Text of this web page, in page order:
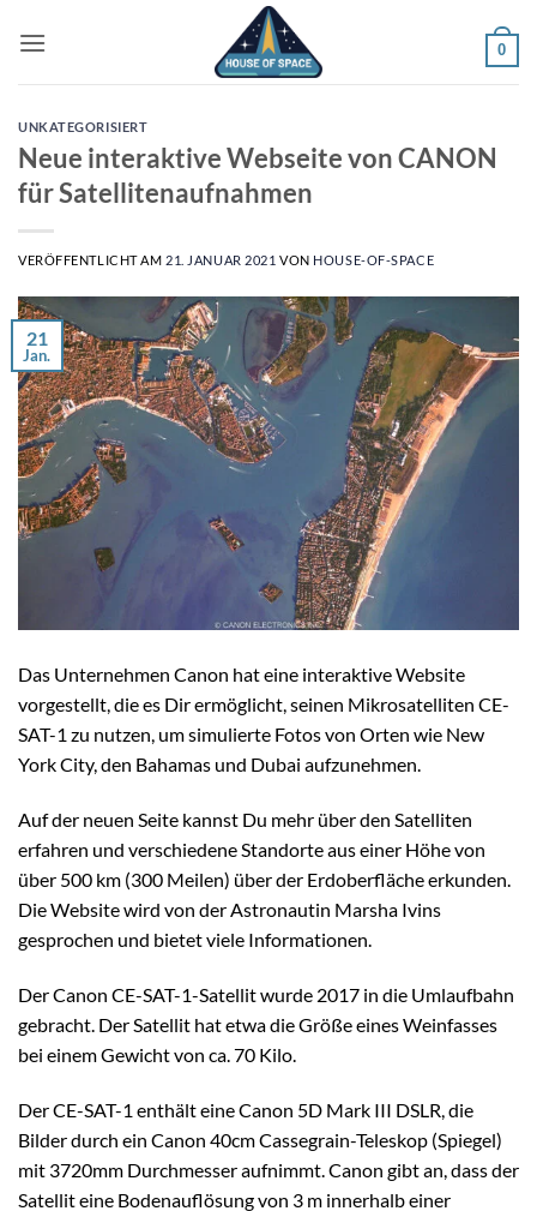
Inhalt
0
UNKATEGORISIERT
Neue interaktive Webseite von CANON
für Satellitenaufnahmen
VERÖFFENTLICHT AM 21. JANUAR 2021 VON HOUSE-OF-SPACE
21
Jan.
Das Unternehmen Canon hat eine interaktive Website
vorgestellt, die es Dir ermöglicht, seinen Mikrosatelliten CE-
SAT-1 zu nutzen, um simulierte Fotos von Orten wie New
York City, den Bahamas und Dubai aufzunehmen.
Auf der neuen Seite kannst Du mehr über den Satelliten
erfahren und verschiedene Standorte aus einer Höhe von
über 500 km (300 Meilen) über der Erdoberfläche erkunden.
Die Website wird von der Astronautin Marsha Ivins
gesprochen und bietet viele Informationen.
Der Canon CE-SAT-1-Satellit wurde 2017 in die Umlaufbahn
gebracht. Der Satellit hat etwa die Größe eines Weinfasses
bei einem Gewicht von ca. 70 Kilo.
Der CE-SAT-1 enthält eine Canon 5D Mark III DSLR, die
Bilder durch ein Canon 40cm Cassegrain-Teleskop (Spiegel)
mit 3720mm Durchmesser aufnimmt. Canon gibt an, dass der
Satellit eine Bodenauflösung von 3 m innerhalb einer